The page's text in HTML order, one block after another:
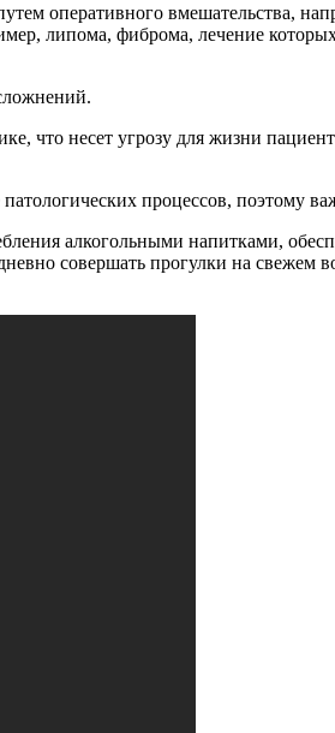
оперативного вмешательства,
липома, фиброма, лечение
что несет угрозу для жизни
процессов, поэтому
алкогольными напитками,
совершать прогулки на свежем